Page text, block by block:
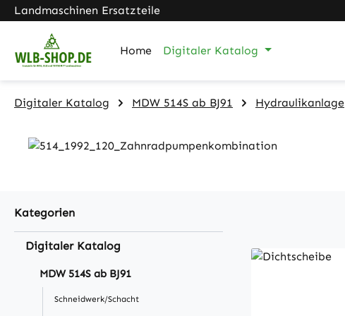
Hauptinhalt springen
Zur Suche springen
Zur Hauptnavigation springen
Landmaschinen Ersatzteile
Home Digitaler Katalog
Digitaler Katalog MDW 514S ab BJ91 Hydraulikanlage
Kategorien
Digitaler Katalog
MDW 514S ab BJ91
Schneidwerk/Schacht